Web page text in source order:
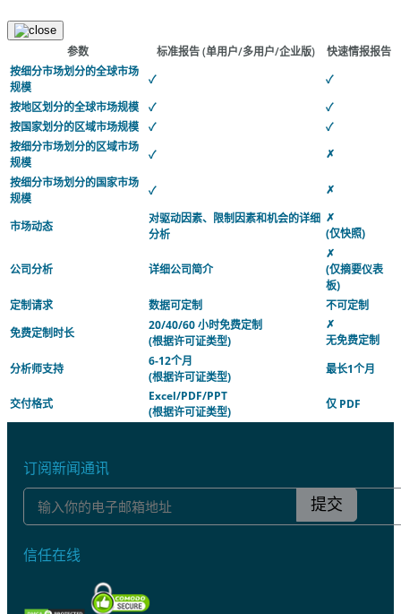
参数 标准报告(单用户/多用户/企业版)
快速情报报告
按细分市场划分的全球市场
规模
✓
✓
按地区划分的全球市场规模
✓
✓
按国家划分的区域市场规模
✓
✓
按细分市场划分的区域市场
规模
✓
✗
按细分市场划分的国家市场
规模
✓ ✗
市场动态
对驱动因素、限制因素和机会的详细
分析
✗
(仅快照)
公司分析 详细公司简介
✗
(仅摘要仪表
板)
定制请求
数据可定制
不可定制
免费定制时长
20/40/60 小时免费定制
(根据许可证类型)
✗
无免费定制
分析师支持
6-12个月
(根据许可证类型)
最长1个月
交付格式
Excel/PDF/PPT
(根据许可证类型)
仅 PDF
订阅新闻通讯
提交
信任在线